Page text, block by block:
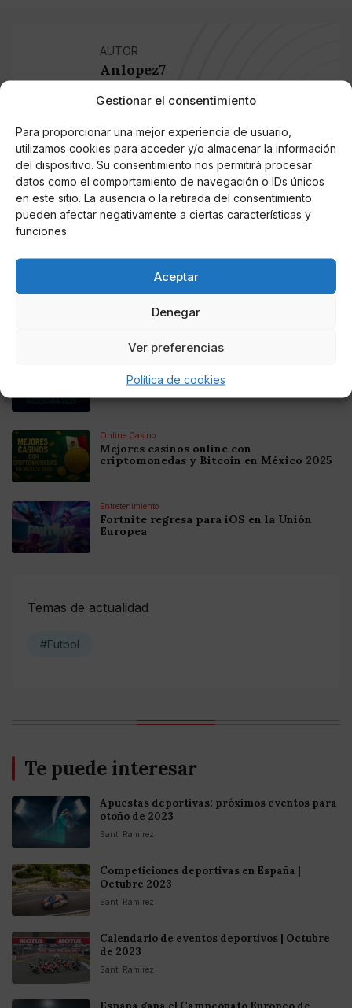
Gestionar el consentimiento
Para proporcionar una mejor experiencia de usuario,
utilizamos cookies para acceder y/o almacenar la información
del dispositivo. Su consentimiento nos permitirá procesar
datos como el comportamiento de navegación o IDs únicos
en este sitio. La ausencia o la retirada del consentimiento
pueden afectar negativamente a ciertas características y
funciones.
Aceptar
Denegar
Ver preferencias
Política de cookies
AUTOR
Anlopez7
Universidad de Sevilla. Tras colaborar con
diversos medios y clubes, sigo
profesionalizándome cubriendo numerosos
eventos deportivos desde el fútbol
modesto hasta a nivel profesional como
redactor y como fotógrafo.
Noticias relacionadas
Online Casino
Mejores Cripto Casinos Online en
Colombia 2025: Bitcoin Casinos
Mejores Casinos Online con Bitcoin y
Criptomonedas en Argentina 2025
Online Casino
Mejores casinos online con
criptomonedas y Bitcoin en México 2025
Entretenimiento
Fortnite regresa para iOS en la Unión
Europea
Temas de actualidad
#Futbol
Te puede interesar
Apuestas deportivas: próximos eventos para
otoño de 2023
Santi Ramirez
Competiciones deportivas en España |
Octubre 2023
Santi Ramirez
Calendario de eventos deportivos | Octubre
de 2023
Santi Ramirez